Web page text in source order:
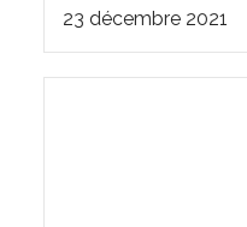
23 décembre 2021